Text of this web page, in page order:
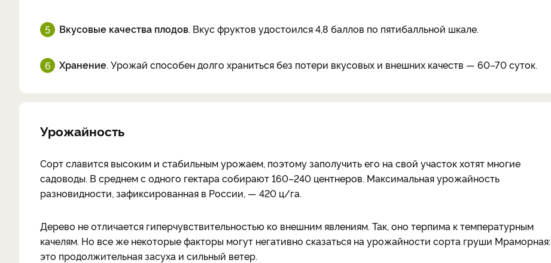
Вкусовые качества плодов. Вкус фруктов удостоился 4,8 баллов по пятибалльной шкале.
Хранение. Урожай способен долго храниться без потери вкусовых и внешних качеств — 60–70 суток.
Урожайность
Сорт славится высоким и стабильным урожаем, поэтому заполучить его на свой участок хотят многие
садоводы. В среднем с одного гектара собирают 160–240 центнеров. Максимальная урожайность
разновидности, зафиксированная в России, — 420 ц/га.
Дерево не отличается гиперчувствительностью ко внешним явлениям. Так, оно терпима к температурным
качелям. Но все же некоторые факторы могут негативно сказаться на урожайности сорта груши Мраморная:
это продолжительная засуха и сильный ветер.